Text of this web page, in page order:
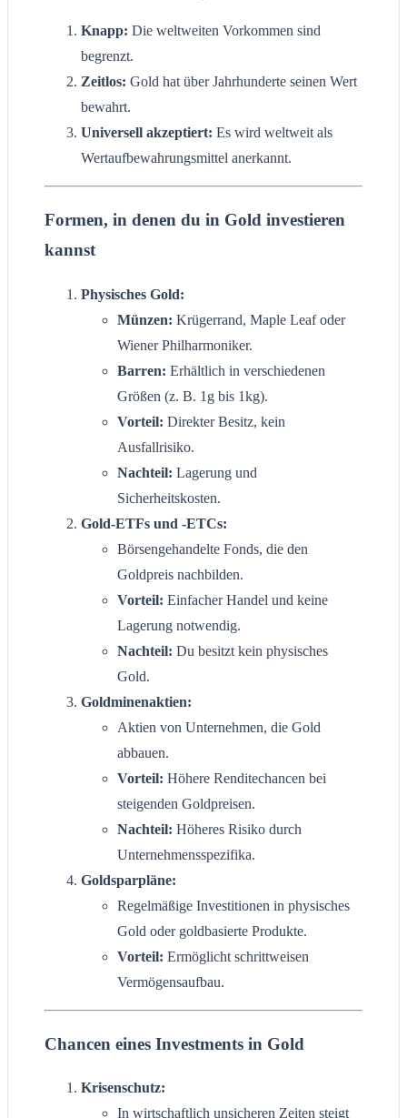
Knapp: Die weltweiten Vorkommen sind
begrenzt.
Zeitlos: Gold hat über Jahrhunderte seinen Wert
bewahrt.
Universell akzeptiert: Es wird weltweit als
Wertaufbewahrungsmittel anerkannt.
Formen, in denen du in Gold investieren
kannst
Physisches Gold:
Münzen: Krügerrand, Maple Leaf oder
Wiener Philharmoniker.
Barren: Erhältlich in verschiedenen
Größen (z. B. 1g bis 1kg).
Vorteil: Direkter Besitz, kein
Ausfallrisiko.
Nachteil: Lagerung und
Sicherheitskosten.
Gold-ETFs und -ETCs:
Börsengehandelte Fonds, die den
Goldpreis nachbilden.
Vorteil: Einfacher Handel und keine
Lagerung notwendig.
Nachteil: Du besitzt kein physisches
Gold.
Goldminenaktien:
Aktien von Unternehmen, die Gold
abbauen.
Vorteil: Höhere Renditechancen bei
steigenden Goldpreisen.
Nachteil: Höheres Risiko durch
Unternehmensspezifika.
Goldsparpläne:
Regelmäßige Investitionen in physisches
Gold oder goldbasierte Produkte.
Vorteil: Ermöglicht schrittweisen
Vermögensaufbau.
Chancen eines Investments in Gold
Krisenschutz:
In wirtschaftlich unsicheren Zeiten steigt